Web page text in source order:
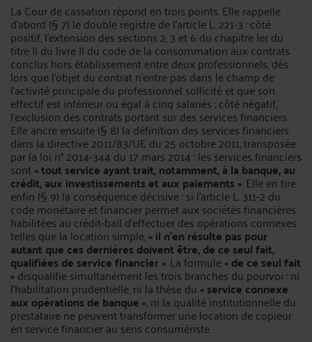
La Cour de cassation répond en trois points. Elle rappelle
d’abord (§ 7) le double registre de l’article L. 221-3 : côté
positif, l’extension des sections 2, 3 et 6 du chapitre Ier du
titre II du livre II du code de la consommation aux contrats
conclus hors établissement entre deux professionnels, dès
lors que l’objet du contrat n’entre pas dans le champ de
l’activité principale du professionnel sollicité et que son
effectif est inférieur ou égal à cinq salariés ; côté négatif,
l’exclusion des contrats portant sur des services financiers.
Elle ancre ensuite (§ 8) la définition des services financiers
dans la directive 2011/83/UE du 25 octobre 2011, transposée
par la loi n° 2014-344 du 17 mars 2014 : les services financiers
sont« tout service ayant trait, notamment, à la banque, au
crédit, aux investissements et aux paiements ». Elle en tire
enfin (§ 9) la conséquence décisive : si l’article L. 311-2 du
code monétaire et financier permet aux sociétés financières
habilitées au crédit-bail d’effectuer des opérations connexes
telles que la location simple,« il n’en résulte pas pour
autant que ces dernières doivent être, de ce seul fait,
qualifiées de service financier ». La formule« de ce seul fait
»disqualifie simultanément les trois branches du pourvoi : ni
l’habilitation prudentielle, ni la thèse du « service connexe
aux opérations de banque », ni la qualité institutionnelle du
prestataire ne peuvent transformer une location de copieur
en service financier au sens consumériste.